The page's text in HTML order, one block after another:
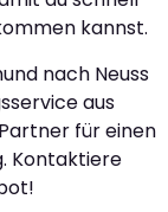
kannst.
nach Neuss
aus
für einen
Kontaktiere